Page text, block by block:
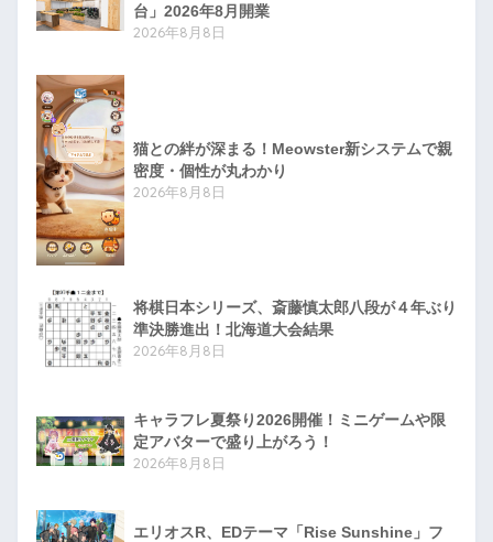
台」2026年8月開業
2026年8月8日
猫との絆が深まる！Meowster新システムで親
密度・個性が丸わかり
2026年8月8日
将棋日本シリーズ、斎藤慎太郎八段が４年ぶり
準決勝進出！北海道大会結果
2026年8月8日
キャラフレ夏祭り2026開催！ミニゲームや限
定アバターで盛り上がろう！
2026年8月8日
エリオスR、EDテーマ「Rise Sunshine」フ